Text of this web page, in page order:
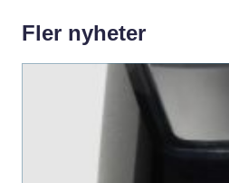
Fler nyheter